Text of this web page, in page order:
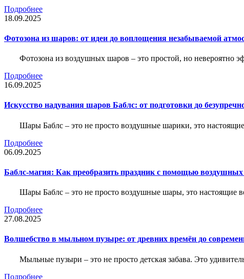
Подробнее
18.09.2025
Фотозона из шаров: от идеи до воплощения незабываемой
Фотозона из воздушных шаров – это простой, но невероятно
Подробнее
16.09.2025
Искусство надувания шаров Баблс: от подготовки до
Шары Баблс – это не просто воздушные шарики, это
Подробнее
06.09.2025
Баблс-магия: Как преобразить праздник с помощью
Шары Баблс – это не просто воздушные шары, это настоящие
Подробнее
27.08.2025
Волшебство в мыльном пузыре: от древних времён до
Мыльные пузыри – это не просто детская забава. Это
Подробнее